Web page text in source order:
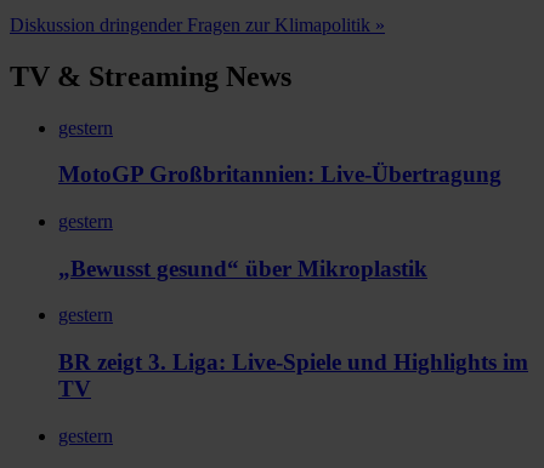
Diskussion dringender Fragen zur Klimapolitik »
TV & Streaming News
gestern
MotoGP Großbritannien: Live-Übertragung
gestern
„Bewusst gesund“ über Mikroplastik
gestern
BR zeigt 3. Liga: Live-Spiele und Highlights im
TV
gestern